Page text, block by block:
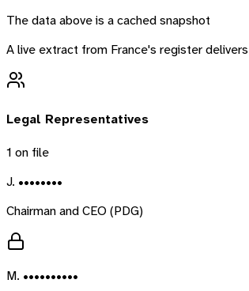
The data above is a cached snapshot
A live extract from France's register
Legal Representatives
1 on file
J. ••••••••
Chairman and CEO (PDG)
M. ••••••••••